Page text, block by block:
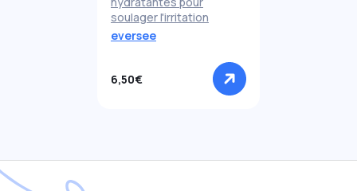
soulager l'irritation
eversee
6,50€